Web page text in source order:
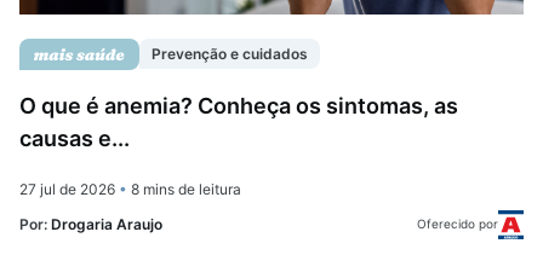
Prevenção e cuidados
O que é anemia? Conheça os sintomas, as
causas e...
27 jul de 2026 • 8 mins de leitura
Por: Drogaria Araujo Oferecido por